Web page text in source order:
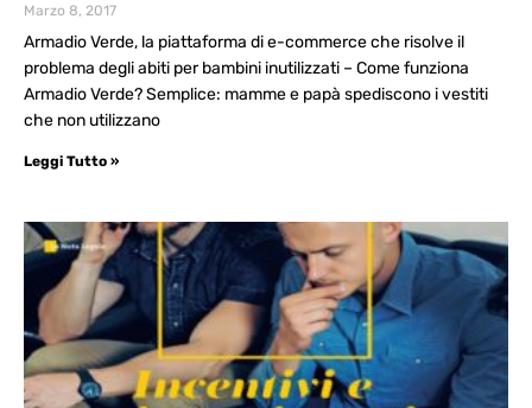
Marzo 8, 2017
Armadio Verde, la piattaforma di e-commerce che risolve il
problema degli abiti per bambini inutilizzati – Come funziona
Armadio Verde? Semplice: mamme e papà spediscono i vestiti
che non utilizzano
Leggi Tutto »